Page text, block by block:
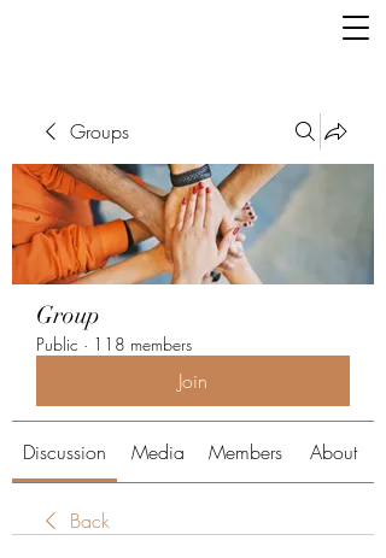
Groups
Group
Public · 118 members
Join
Discussion Media Members About
Back